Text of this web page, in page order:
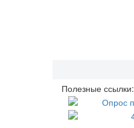
Полезные ссылки: